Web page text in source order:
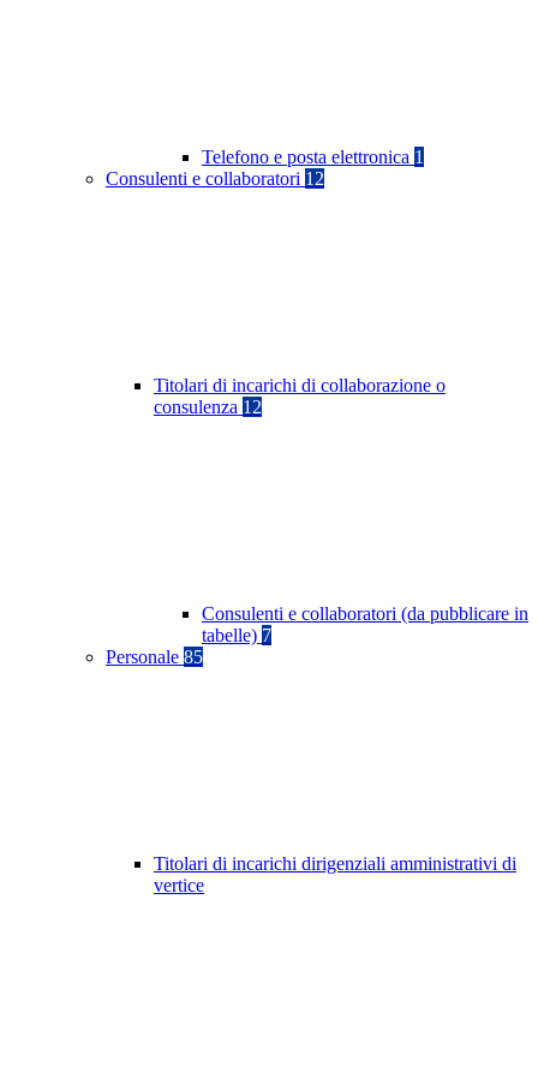
Telefono e posta elettronica 1
Consulenti e collaboratori 12
Titolari di incarichi di collaborazione o
consulenza 12
Consulenti e collaboratori (da pubblicare in
tabelle) 7
Personale 85
Titolari di incarichi dirigenziali amministrativi di
vertice